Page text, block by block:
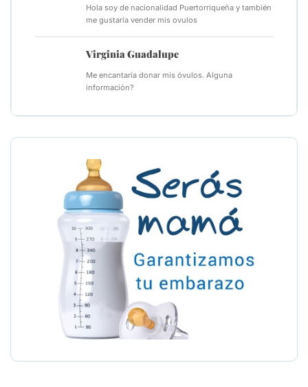
Hola soy de nacionalidad Puertorriqueña y también
me gustaría vender mis ovulos
Virginia Guadalupe
Me encantaría donar mis óvulos. Alguna
información?